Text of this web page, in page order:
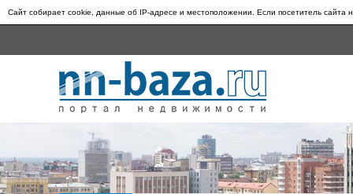
Сайт собирает cookie, данные об IP-адресе и местоположении. Если посетитель сайта